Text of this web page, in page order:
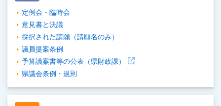
白 黒
定例会・臨時会
意見書と決議
採択された請願（請願名のみ）
議員提案条例
予算議案書等の公表（県財政課）
県議会条例・規則